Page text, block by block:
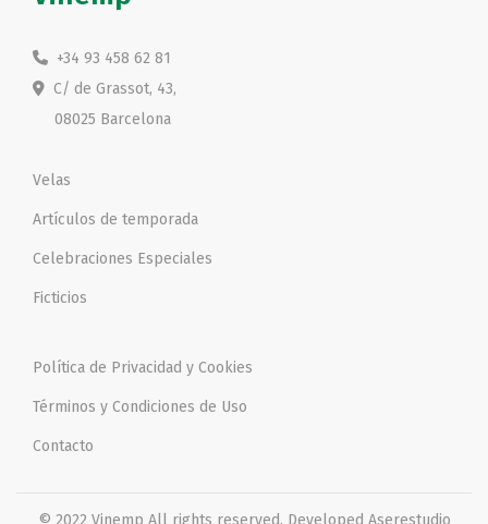
+34 93 458 62 81
C/ de Grassot, 43,
08025 Barcelona
Velas
Artículos de temporada
Celebraciones Especiales
Ficticios
Política de Privacidad y Cookies
Términos y Condiciones de Uso
Contacto
© 2022 Vinemp All rights reserved. Developed Aserestudio